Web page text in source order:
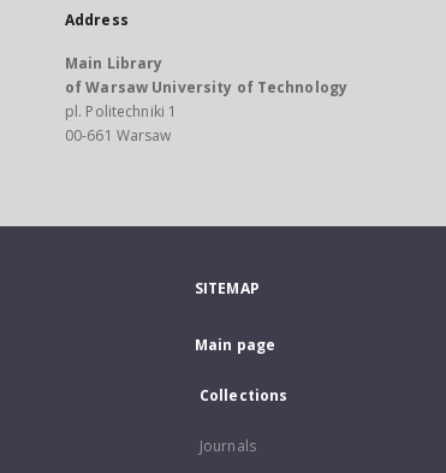
Address
Main Library
of Warsaw University of Technology
pl. Politechniki 1
00-661 Warsaw
SITEMAP
Main page
Collections
Journals